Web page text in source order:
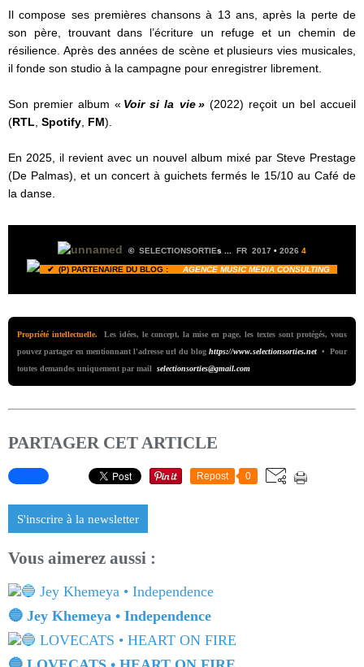
Il compose ses premières chansons à 13 ans, après la perte de
son père, trouvant dans l’écriture un refuge et un chemin de
résilience. Après des années de scène et plusieurs vies musicales,
il fonde son studio à la campagne pour enregistrer librement.
Son premier album « Voir si la vie » (2022) reçoit un bel accueil
(RTL Spotify FM).
En 2025, il revient avec un nouvel album mixé par Steve Prestage
(De Palmas), et un concert à guichets fermés le 15/10 au Café de
la danse.
© SELECTIONSORTIEs ... FR 2017 • 2026 4
✔ (P) PARTENAIRE DU BLOG : AGENCE MUSIC MEDIA CONSULTING
Propriété intellectuelle.
Les idées, le concept, la mise en page, les textes sont protégés, vous
pouvez partager en mentionnant l'adresse url du blog https://www.selectionsorties.net • Pour
toutes demandes uniquement par mail
selectionsorties@gmail.com
PARTAGER CET ARTICLE
Repost 0
S'inscrire à la newsletter
Vous aimerez aussi :
🔵 Jey Khemeya • Independence